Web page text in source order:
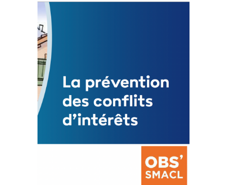
Statut de l’élu local
3 avril 2024
Mise à jour avril 2024
FEUILLETER